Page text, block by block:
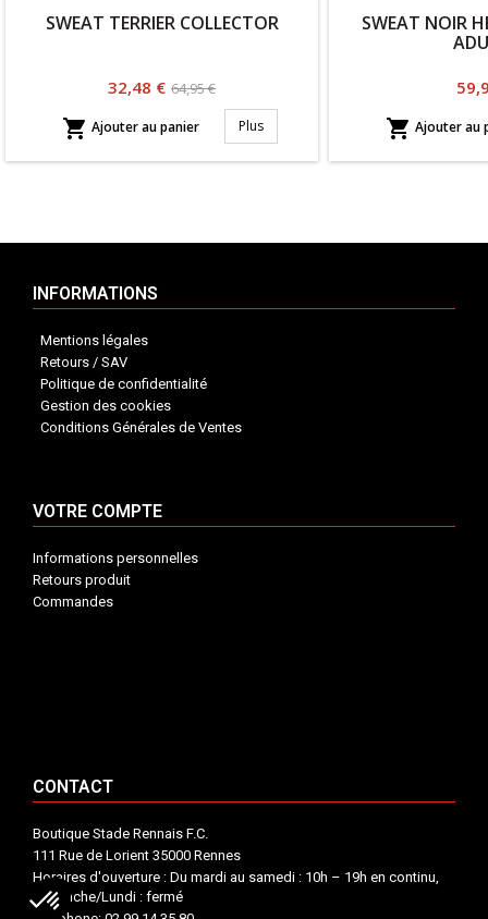
SWEAT TERRIER COLLECTOR
Prix
32,48 € Prix
habituel
64,95 €
 Ajouter au panier Plus
SWEAT NOIR
Prix
 Ajouter au
INFORMATIONS
Mentions légales
Retours / SAV
Politique de confidentialité
Gestion des cookies
Conditions Générales de Ventes
VOTRE COMPTE
Informations personnelles
Retours produit
Commandes
CONTACT
Boutique Stade Rennais F.C.
111 Rue de Lorient 35000 Rennes
Horaires d'ouverture : Du mardi au samedi : 10h – 19h en continu,
Dimanche/Lundi : fermé